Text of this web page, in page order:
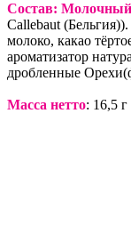
Состав:
Callebaut
молоко, какао
ароматизатор
дробленные
Масса нетто: 16,5 г